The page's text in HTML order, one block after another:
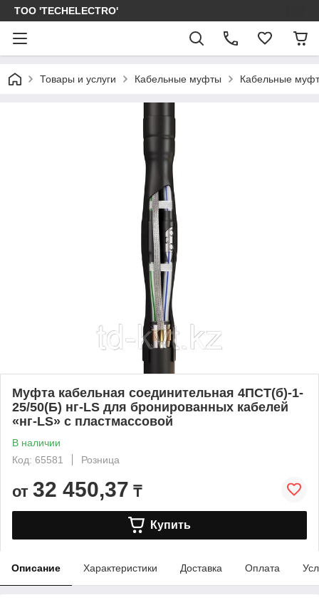
ТОО 'TECHELECTRO'
Товары и услуги Кабельные муфты Кабельные
Муфта кабельная соединительная 4ПСТ(б)-1-
25/50(Б) нг-LS для бронированных кабелей
«нг-LS» с пластмассовой
В наличии
Код: 65581
Розница
от 32 450,37 ₸
Купить
Описание Характеристики Доставка Оплата